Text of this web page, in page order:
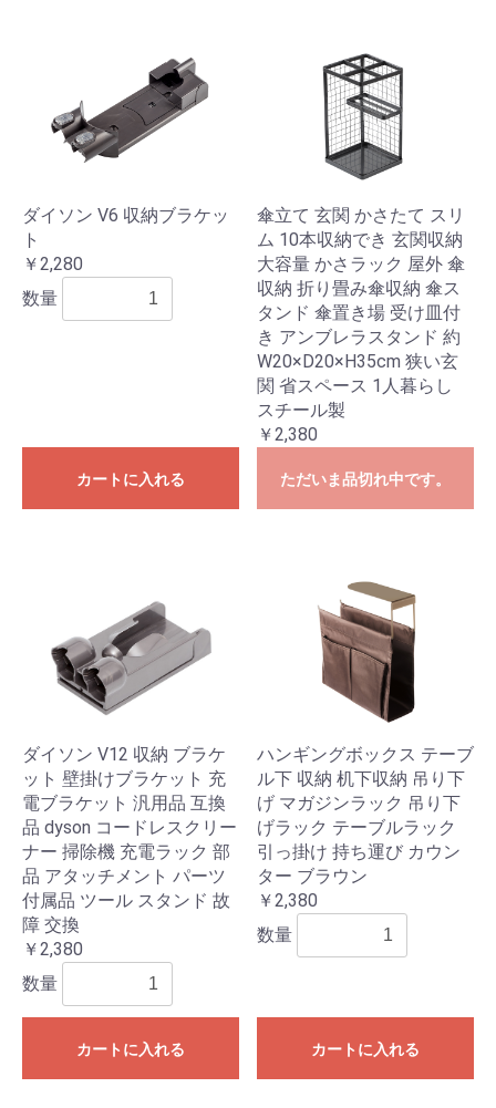
ダイソン V6 収納ブラケッ
ト
￥2,280
数量
カートに入れる
傘立て 玄関 かさたて スリ
ム 10本収納でき 玄関収納
大容量 かさラック 屋外 傘
収納 折り畳み傘収納 傘ス
タンド 傘置き場 受け皿付
き アンブレラスタンド 約
W20×D20×H35cm 狭い玄
関 省スペース 1人暮らし
スチール製
￥2,380
ただいま品切れ中です。
ダイソン V12 収納 ブラケ
ット 壁掛けブラケット 充
電ブラケット 汎用品 互換
品 dyson コードレスクリー
ナー 掃除機 充電ラック 部
品 アタッチメント パーツ
付属品 ツール スタンド 故
障 交換
￥2,380
数量
カートに入れる
ハンギングボックス テーブ
ル下 収納 机下収納 吊り下
げ マガジンラック 吊り下
げラック テーブルラック
引っ掛け 持ち運び カウン
ター ブラウン
￥2,380
数量
カートに入れる